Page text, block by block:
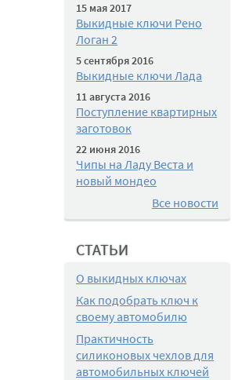
15 мая 2017
Выкидные ключи Рено
Логан 2
5 сентября 2016
Выкидные ключи Лада
11 августа 2016
Поступление квартирных
заготовок
22 июня 2016
Чипы на Ладу Веста и
новый мондео
Все новости
СТАТЬИ
О выкидных ключах
Как подобрать ключ к
своему автомобилю
Практичность
силиконовых чехлов для
автомобильных ключей